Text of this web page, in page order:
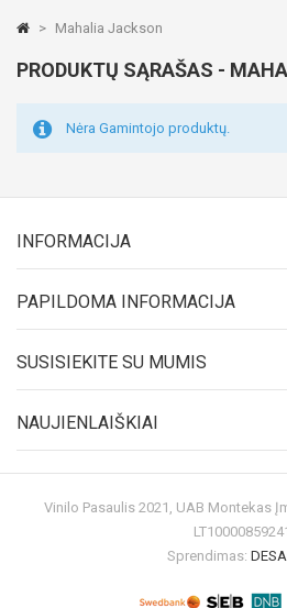
> Mahalia Jackson
PRODUKTŲ SĄRAŠAS -
Nėra Gamintojo produktų.
INFORMACIJA
PAPILDOMA INFORMACIJA
SUSISIEKITE SU MUMIS
NAUJIENLAIŠKIAI
Vinilo Pasaulis 2021, UAB Montekas
Sprendimas: